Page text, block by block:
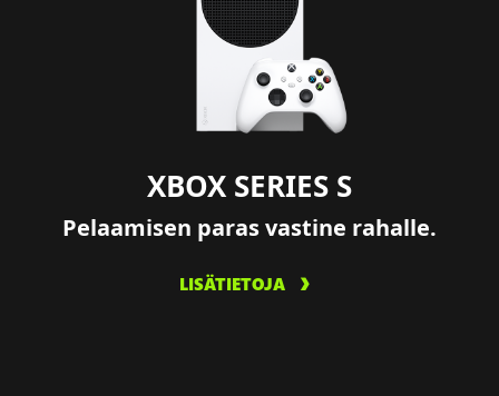
XBOX SERIES S
Pelaamisen paras vastine rahalle.
LISÄTIETOJA